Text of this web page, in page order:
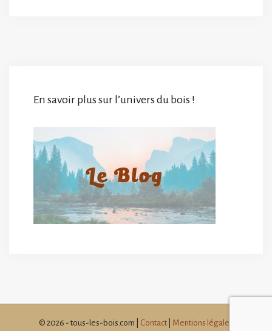
En savoir plus sur l’univers du bois !
© 2026 - tous-les-bois.com | Contact Mentions légales